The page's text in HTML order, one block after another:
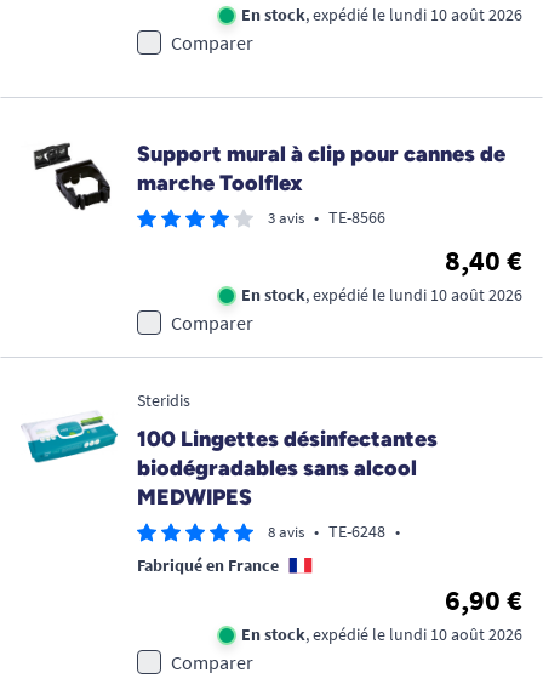
En stock, expédié le lundi 10 août 2026
Comparer
Support mural à clip pour cannes de
marche Toolflex
3 avis • TE-8566
8,40 €
En stock, expédié le lundi 10 août 2026
Comparer
Steridis
100 Lingettes désinfectantes
biodégradables sans alcool
MEDWIPES
8 avis • TE-6248 •
Fabriqué en France
6,90 €
En stock, expédié le lundi 10 août 2026
Comparer